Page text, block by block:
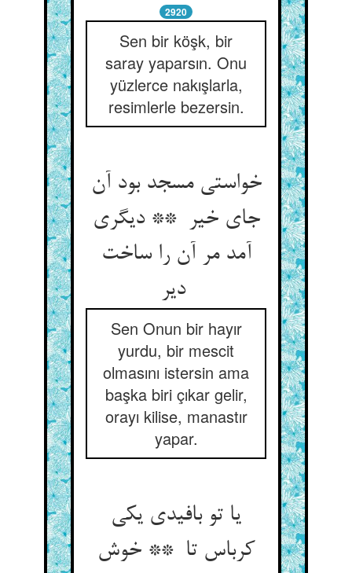
2920
Sen bir köşk, bir
saray yaparsın. Onu
yüzlerce nakışlarla,
resimlerle bezersin.
خواستی مسجد بود آن
جای خیر ** دیگری
آمد مر آن را ساخت
دیر
Sen Onun bir hayır
yurdu, bir mescit
olmasını istersin ama
başka biri çıkar gelir,
orayı kilise, manastır
yapar.
یا تو بافیدی یکی
کرباس تا ** خوش